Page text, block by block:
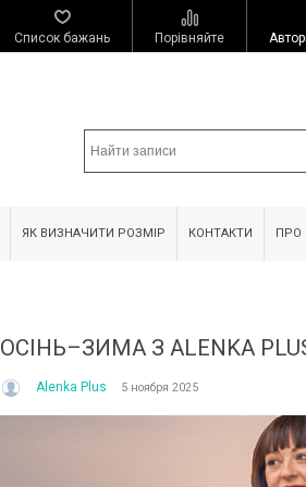
Список бажань Порівняйте
ЯК ВИЗНАЧИТИ РОЗМІР КОНТАКТИ ПРО
ОСІНЬ–ЗИМА З ALENKA
Alenka Plus 5 ноября 2025